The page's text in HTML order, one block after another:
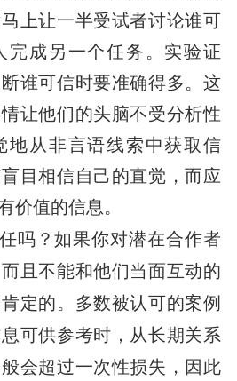
上让一半受试者讨论谁可
完成另一个任务。实验证
谁可信时要准确得多。这
让他们的头脑不受分析性
地从非言语线索中获取信
目相信自己的直觉，而应
价值的信息。
吗？如果你对潜在合作者
且不能和他们当面互动的
定的。多数被认可的案例
可供参考时，从长期关系
会超过一次性损失，因此